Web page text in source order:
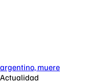
muere
Actualidad